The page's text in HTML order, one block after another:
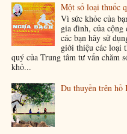
Một số loại thuốc
Vì sức khỏe của
gia đình, của cộng
các bạn hãy sử
giới thiệu các loại
quý của Trung tâm tư vấn chăm
khỏ...
Du thuyền trên hồ